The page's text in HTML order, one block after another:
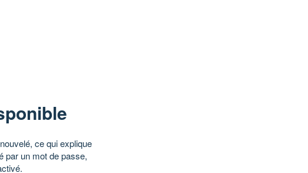
ce qui explique
par un mot de passe,